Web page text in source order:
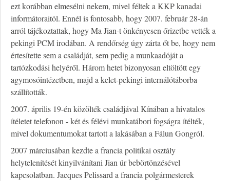
ezt korábban elmesélni nekem, mivel féltek a KKP kanadai
informátoraitól. Ennél is fontosabb, hogy 2007. február 28-án
arról tájékoztattak, hogy Ma Jian-t önkényesen őrizetbe vették a
pekingi PCM irodában. A rendőrség úgy zárta őt be, hogy nem
értesítette sem a családját, sem pedig a munkaadóját a
tartózkodási helyéről. Három hetet bizonyosan eltöltött egy
agymosóintézetben, majd a kelet-pekingi internálótáborba
szállították.
2007. április 19-én közölték családjával Kínában a hivatalos
ítéletet telefonon - két és félévi munkatábori fogságra ítélték,
mivel dokumentumokat tartott a lakásában a Fálun Gongról.
2007 márciusában kezdte a francia politikai osztály
helytelenítését kinyilvánítani Jian úr bebörtönzésével
kapcsolatban. Jacques Pelissard a francia polgármesterek